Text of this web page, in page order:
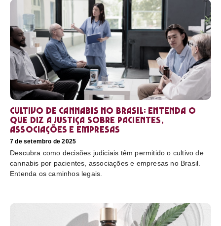
Cultivo de cannabis no Brasil: entenda o
que diz a Justiça sobre pacientes,
associações e empresas
7 de setembro de 2025
Descubra como decisões judiciais têm permitido o cultivo de
cannabis por pacientes, associações e empresas no Brasil.
Entenda os caminhos legais.